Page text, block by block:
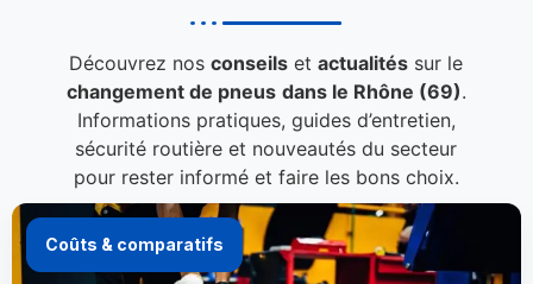
Découvrez nosconseils etactualités sur le
changement de pneus dans le Rhône (69).
Informations pratiques, guides d’entretien,
sécurité routière et nouveautés du secteur
pour rester informé et faire les bons choix.
Coûts & comparatifs